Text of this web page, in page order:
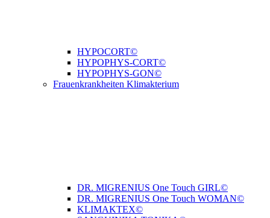
HYPOCORT©
HYPOPHYS-CORT©
HYPOPHYS-GON©
Frauenkrankheiten Klimakterium
DR. MIGRENIUS One Touch GIRL©
DR. MIGRENIUS One Touch WOMAN©
KLIMAKTEX©